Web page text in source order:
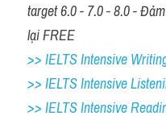
target 6.0 - 7.0 - 8.0 -
lại FREE
>> IELTS Intensive
>> IELTS Intensive
>> IELTS Intensive